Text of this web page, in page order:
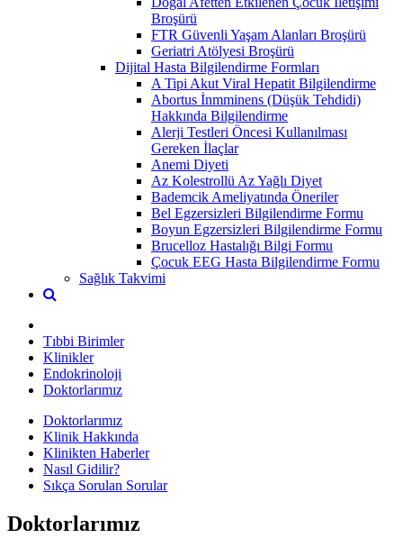
Broşürü
FTR Güvenli Yaşam Alanları Broşürü
Geriatri Atölyesi Broşürü
Dijital Hasta Bilgilendirme Formları
A Tipi Akut Viral Hepatit Bilgilendirme
Abortus İnmminens (Düşük Tehdidi)
Hakkında Bilgilendirme
Alerji Testleri Öncesi Kullanılması
Gereken İlaçlar
Anemi Diyeti
Az Kolestrollü Az Yağlı Diyet
Bademcik Ameliyatında Öneriler
Bel Egzersizleri Bilgilendirme Formu
Boyun Egzersizleri Bilgilendirme Formu
Brucelloz Hastalığı Bilgi Formu
Çocuk EEG Hasta Bilgilendirme Formu
Sağlık Takvimi
Tıbbi Birimler
Klinikler
Endokrinoloji
Doktorlarımız
Doktorlarımız
Klinik Hakkında
Klinikten Haberler
Nasıl Gidilir?
Sıkça Sorulan Sorular
Doktorlarımız